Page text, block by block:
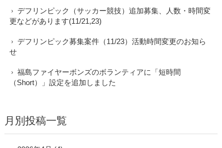
デフリンピック（サッカー競技）追加募集、人数・時間変
更などがあります(11/21,23)
デフリンピック募集案件（11/23）活動時間変更のお知ら
せ
福島ファイヤーボンズのボランティアに「短時間
（Short）」設定を追加しました
月別投稿一覧